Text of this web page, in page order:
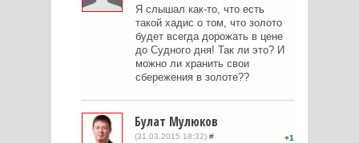
Я слышал как-то, что есть
такой хадис о том, что золото
будет всегда дорожать в цене
до Судного дня! Так ли это? И
можно ли хранить свои
сбережения в золоте??
Булат Мулюков
(31.03.2015 18:32) # 1